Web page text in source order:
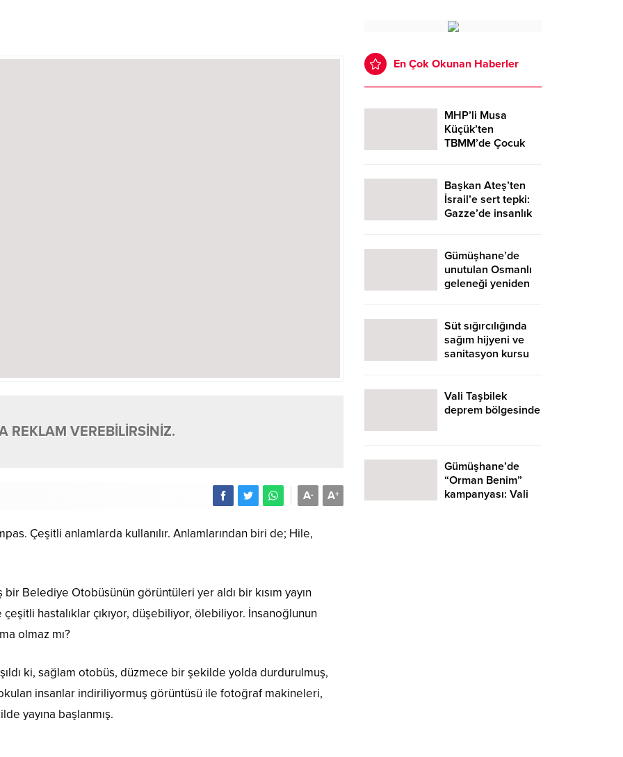
REKLAM VEREBİLİRSİNİZ.
A+
A-
Çeşitli anlamlarda kullanılır. Anlamlarından biri de; Hile,
Belediye Otobüsünün görüntüleri yer aldı bir kısım yayın
çeşitli hastalıklar çıkıyor, düşebiliyor, ölebiliyor. İnsanoğlunun
olmaz mı?
ki, sağlam otobüs, düzmece bir şekilde yolda durdurulmuş,
insanlar indiriliyormuş görüntüsü ile fotoğraf makineleri,
yayına başlanmış.
En Çok Okunan Haberler
MHP’li Musa
Küçük’ten
TBMM’de Çocuk
Vurgusu
Başkan Ateş’ten
İsrail’e sert tepki:
Gazze’de insanlık
Gümüşhane’de
unutulan Osmanlı
geleneği yeniden
“Diş Kirası”
sürprizi!
Süt sığırcılığında
sağım hijyeni ve
sanitasyon kursu
Vali Taşbilek
deprem bölgesinde
Gümüşhane’de
“Orman Benim”
kampanyası: Vali